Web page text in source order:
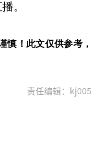
。
慎！此文仅供参考，
责任编辑：kj005